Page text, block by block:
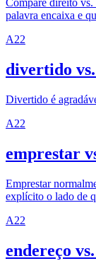
Compare direito vs.
palavra encaixa e
A22
divertido
Divertido é
A22
emprestar
Emprestar
explícito o lado de
A22
endereço